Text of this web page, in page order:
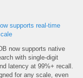
supports real-time
now supports native
with single-digit
latency at99%+ recall
for any scale, even